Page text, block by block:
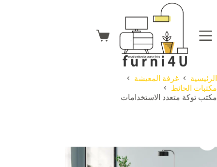
عربة
الرئيسية
غرفة المعيشة
مكتبات الحائط
مكتب توكة متعدد الاستخدامات